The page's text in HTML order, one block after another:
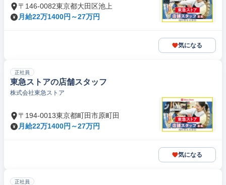
〒146-0082東京都大田区池上
月給22万1400円～27万円
気になる
正社員
東急ストアの店舗スタッフ
株式会社東急ストア
〒194-0013東京都町田市原町田
月給22万1400円～27万円
気になる
正社員